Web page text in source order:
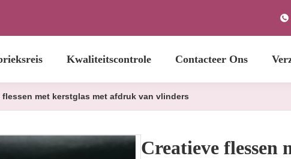
Kwaliteitscontrole Contacteer Ons
flessen met kerstglas met afdruk van vlinders
Creatieve flessen